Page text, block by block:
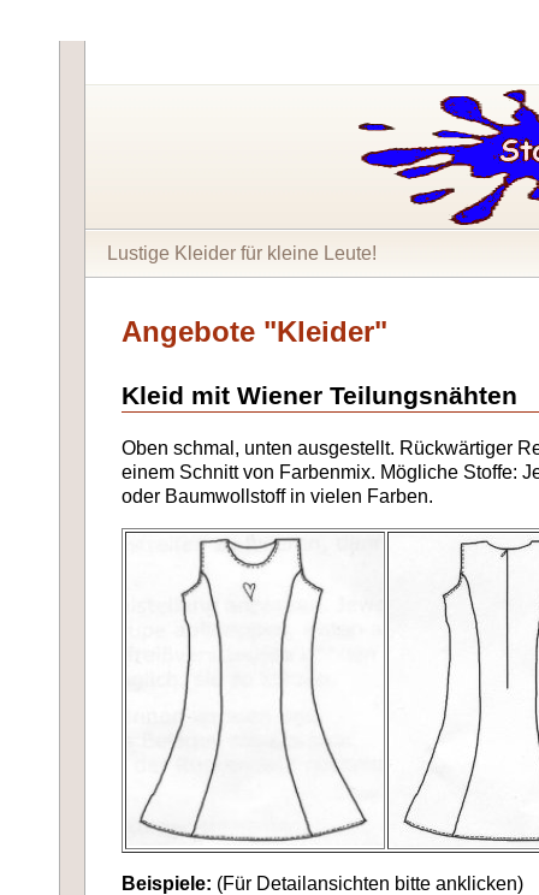
Lustige Kleider für kleine Leute!
Angebote "Kleider"
Kleid mit Wiener Teilungsnähten
Oben schmal, unten ausgestellt. Rückwärtiger
einem Schnitt von Farbenmix. Mögliche Stoffe:
oder Baumwollstoff in vielen Farben.
Beispiele: (Für Detailansichten bitte anklicken)